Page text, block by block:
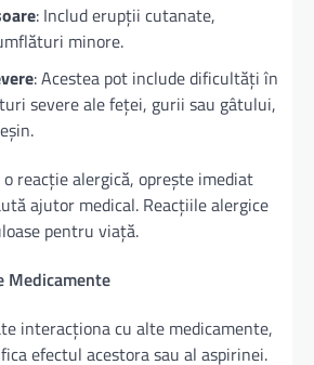
: Includ erupții cutanate,
minore.
: Acestea pot include dificultăți în
severe ale feței, gurii sau gâtului,
o reacție alergică, oprește imediat
ajutor medical. Reacțiile alergice
pentru viață.
Medicamente
interacționa cu alte medicamente,
efectul acestora sau al aspirinei.